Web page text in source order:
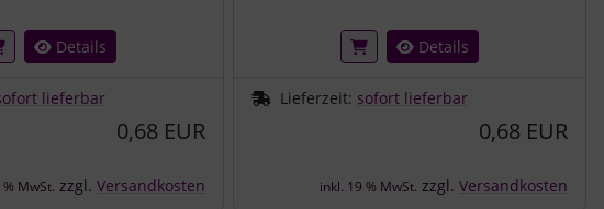
Details
lieferbar
0,68 EUR
MwSt. zzgl. Versandkosten
Details
Lieferzeit: sofort lieferbar
0,68 EUR
inkl. 19 % MwSt. zzgl. Versandkosten